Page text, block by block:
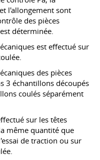
l'allongement sont
des pièces
déterminée.
est effectué sur
des pièces
3 échantillons découpés
coulés séparément
sur les têtes
même quantité que
de traction ou sur